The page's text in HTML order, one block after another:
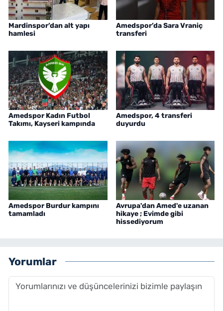
Mardinspor’dan alt yapı
hamlesi
Amedspor’da Sara Vraniç
transferi
Amedspor Kadın Futbol
Takımı, Kayseri kampında
Amedspor, 4 transferi
duyurdu
Amedspor Burdur kampını
tamamladı
Avrupa'dan Amed'e uzanan
hikaye ; Evimde gibi
hissediyorum
Yorumlar